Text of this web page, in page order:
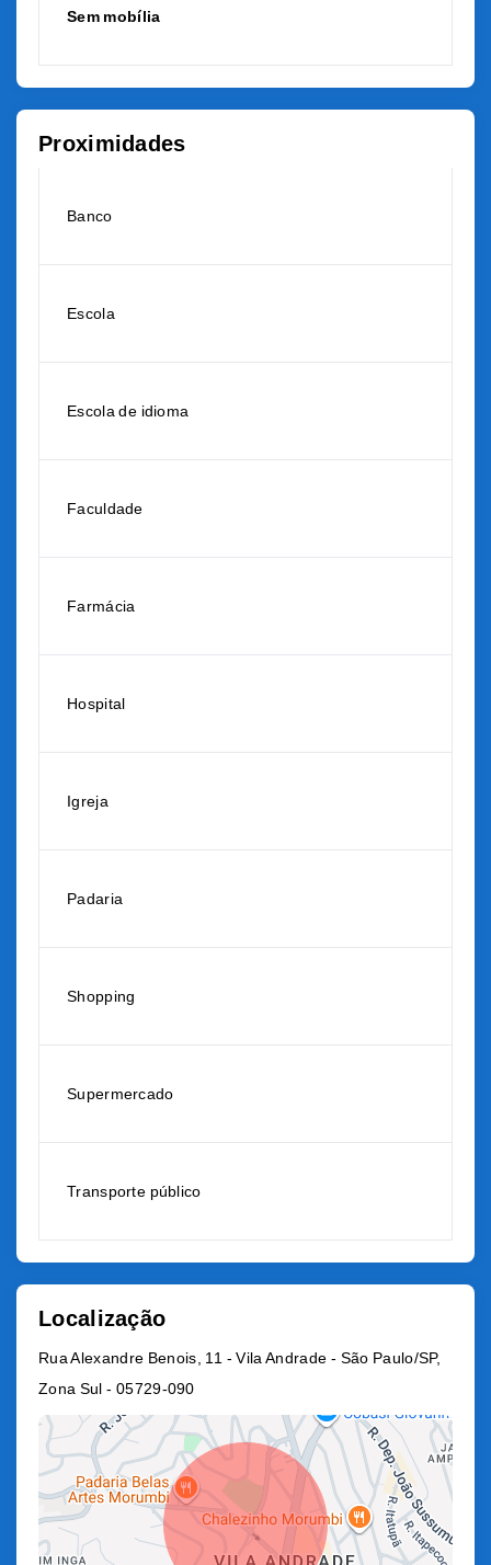
Sem mobília
Proximidades
Banco
Escola
Escola de idioma
Faculdade
Farmácia
Hospital
Igreja
Padaria
Shopping
Supermercado
Transporte público
Localização
Rua Alexandre Benois, 11 - Vila Andrade - São Paulo/SP,
Zona Sul - 05729-090